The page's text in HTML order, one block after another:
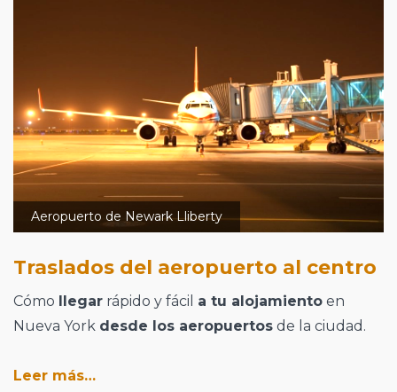
Aeropuerto de Newark Lliberty
Traslados del aeropuerto al centro
Cómo llegar rápido y fácil a tu alojamiento en
Nueva York desde los aeropuertos de la ciudad.
Leer más…